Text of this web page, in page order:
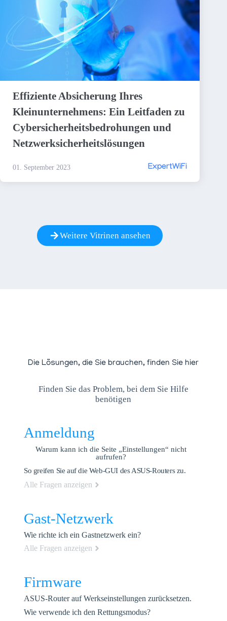
Effiziente Absicherung Ihres
Kleinunternehmens: Ein Leitfaden zu
Cybersicherheitsbedrohungen und
Netzwerksicherheitslösungen
01. September 2023 ExpertWiFi
Weitere Vitrinen ansehen
Die Lösungen, die Sie brauchen, finden Sie hier
Finden Sie das Problem, bei dem Sie Hilfe
benötigen
Anmeldung
Warum kann ich die Seite „Einstellungen“ nicht
aufrufen?
So greifen Sie auf die Web-GUI des ASUS-Routers zu.
Alle Fragen anzeigen
Gast-Netzwerk
Wie richte ich ein Gastnetzwerk ein?
Alle Fragen anzeigen
Firmware
ASUS-Router auf Werkseinstellungen zurücksetzen.
Wie verwende ich den Rettungsmodus?